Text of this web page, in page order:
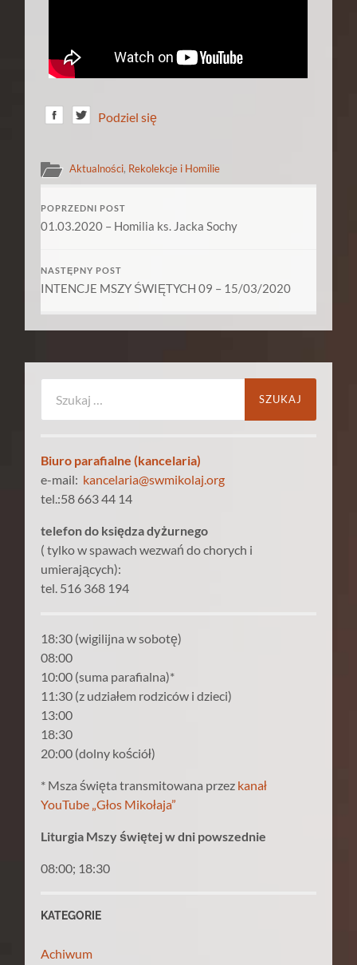
Podziel się
Aktualności, Rekolekcje i Homilie
POPRZEDNI POST
01.03.2020 – Homilia ks. Jacka Sochy
NASTĘPNY POST
INTENCJE MSZY ŚWIĘTYCH 09 – 15/03/2020
Biuro parafialne (kancelaria)
e-mail: kancelaria@swmikolaj.org
tel.:58 663 44 14
telefon do księdza dyżurnego
( tylko w spawach wezwań do chorych i
umierających):
tel. 516 368 194
18:30 (wigilijna w sobotę)
08:00
10:00 (suma parafialna)*
11:30 (z udziałem rodziców i dzieci)
13:00
18:30
20:00 (dolny kościół)
* Msza święta transmitowana przez kanał
YouTube „Głos Mikołaja”
Liturgia Mszy świętej w dni powszednie
08:00; 18:30
KATEGORIE
Achiwum